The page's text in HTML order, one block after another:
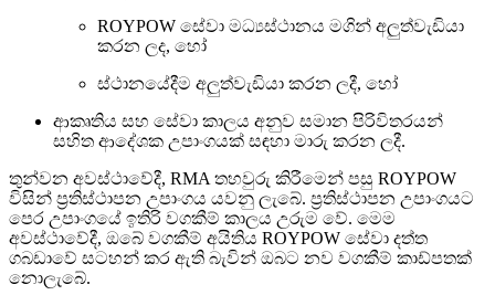
ROYPOW සේවා මධ්‍යස්ථානය මගින් අලුත්වැඩියා
කරන ලද, හෝ
ස්ථානයේදීම අලුත්වැඩියා කරන ලදී, හෝ
ආකෘතිය සහ සේවා කාලය අනුව සමාන පිරිවිතරයන්
සහිත ආදේශක උපාංගයක් සඳහා මාරු කරන ලදී.
තුන්වන අවස්ථාවේදී, RMA තහවුරු කිරීමෙන් පසු ROYPOW
විසින් ප්‍රතිස්ථාපන උපාංගය යවනු ලැබේ. ප්‍රතිස්ථාපන උපාංගයට
පෙර උපාංගයේ ඉතිරි වගකීම් කාලය උරුම වේ. මෙම
අවස්ථාවේදී, ඔබේ වගකීම් අයිතිය ROYPOW සේවා දත්ත
ගබඩාවේ සටහන් කර ඇති බැවින් ඔබට නව වගකීම් කාඩ්පතක්
නොලැබේ.